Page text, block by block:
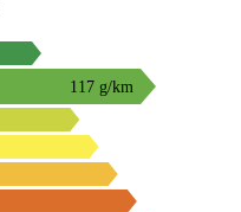
117 g/km